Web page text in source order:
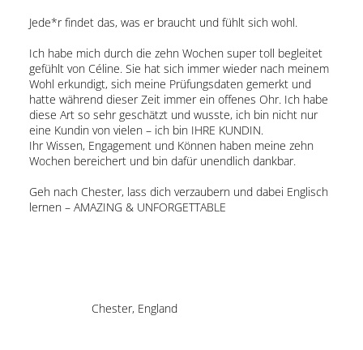
Jede*r findet das, was er braucht und fühlt sich wohl.
Ich habe mich durch die zehn Wochen super toll begleitet
gefühlt von Céline. Sie hat sich immer wieder nach meinem
Wohl erkundigt, sich meine Prüfungsdaten gemerkt und
hatte während dieser Zeit immer ein offenes Ohr. Ich habe
diese Art so sehr geschätzt und wusste, ich bin nicht nur
eine Kundin von vielen – ich bin IHRE KUNDIN.
Ihr Wissen, Engagement und Können haben meine zehn
Wochen bereichert und bin dafür unendlich dankbar.
Geh nach Chester, lass dich verzaubern und dabei Englisch
lernen – AMAZING & UNFORGETTABLE
Chester, England